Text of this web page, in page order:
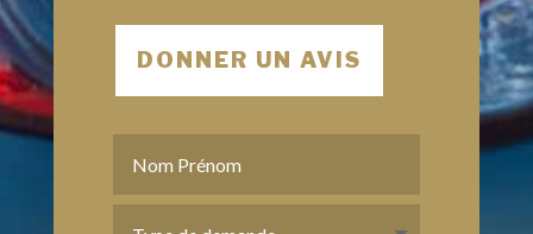
DONNER UN AVIS